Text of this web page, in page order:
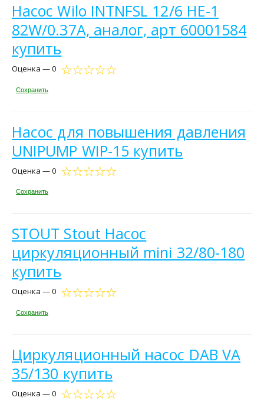
Насос Wilo INTNFSL 12/6 HE-1
82W/0.37A, аналог, арт 60001584
купить
Оценка — 0
Сохранить
Насос для повышения давления
UNIPUMP WIP-15 купить
Оценка — 0
Сохранить
STOUT Stout Насос
циркуляционный mini 32/80-180
купить
Оценка — 0
Сохранить
Циркуляционный насос DAB VA
35/130 купить
Оценка — 0